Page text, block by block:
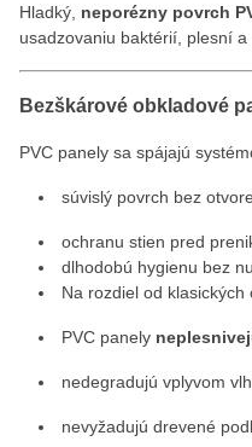
Hladký, neporézny povrch
usadzovaniu baktérií, plesní a
Bezškárové obkladové
PVC panely sa spájajú
súvislý povrch bez
ochranu stien pred
dlhodobú hygienu bez
Na rozdiel od
PVC panely
nedegradujú vplyvom
nevyžadujú drevené